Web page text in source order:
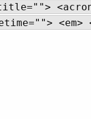
<em>